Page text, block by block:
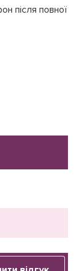
після повної